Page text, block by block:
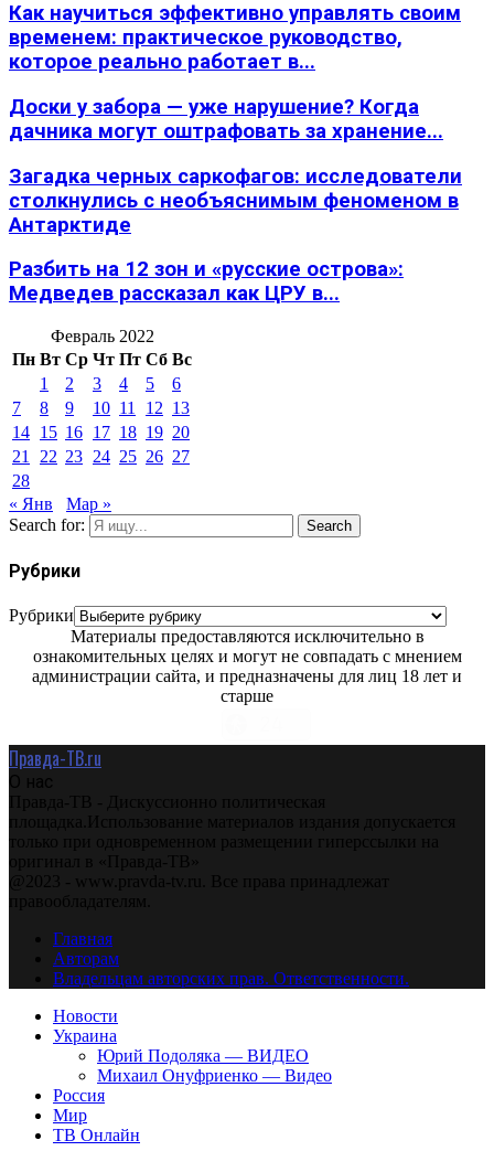
Как научиться эффективно управлять своим
временем: практическое руководство,
которое реально работает в...
Доски у забора — уже нарушение? Когда
дачника могут оштрафовать за хранение...
Загадка черных саркофагов: исследователи
столкнулись с необъяснимым феноменом в
Антарктиде
Разбить на 12 зон и «русские острова»:
Медведев рассказал как ЦРУ в...
Февраль 2022
Пн Вт Ср Чт Пт Сб Вс
1
2 3 4 5
6
7
8 9 10 11 12 13
14 15 16 17 18 19 20
21
22 23 24 25 26 27
28
« Янв
Мар »
Search for:
Search
Рубрики
Рубрики
Материалы предоставляются исключительно в
ознакомительных целях и могут не совпадать с мнением
администрации сайта, и предназначены для лиц 18 лет и
старше
Правда-ТВ.ru
О нас
Правда-ТВ - Дискуссионно политическая
площадка.Использование материалов издания допускается
только при одновременном размещении гиперссылки на
оригинал в «Правда-ТВ»
@2023 - www.pravda-tv.ru. Все права принадлежат
правообладателям.
Главная
Авторам
Владельцам авторских прав. Ответственности.
Новости
Украина
Юрий Подоляка — ВИДЕО
Михаил Онуфриенко — Видео
Россия
Мир
ТВ Онлайн